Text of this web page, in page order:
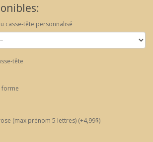
casse-tête personnalisé
tête
forme
(max prénom 5 lettres) (+4,99$)